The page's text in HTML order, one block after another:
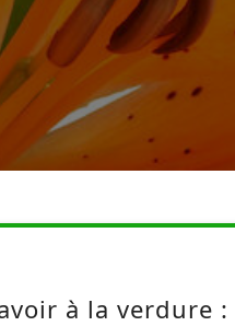
à la verdure